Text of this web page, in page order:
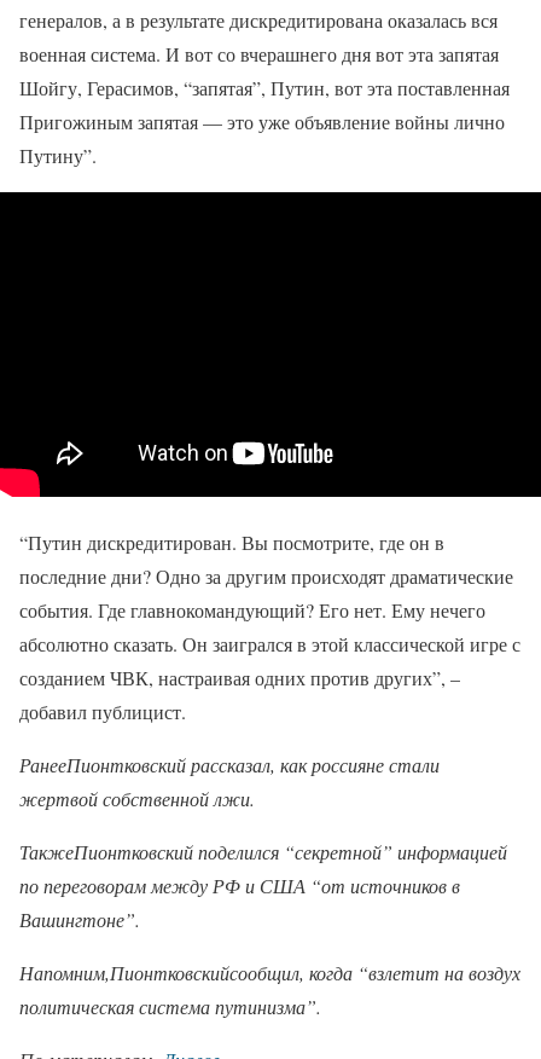
генералов, а в результате дискредитирована оказалась вся
военная система. И вот со вчерашнего дня вот эта запятая
Шойгу, Герасимов, “запятая”, Путин, вот эта поставленная
Пригожиным запятая — это уже объявление войны лично
Путину”.
“Путин дискредитирован. Вы посмотрите, где он в
последние дни? Одно за другим происходят драматические
события. Где главнокомандующий? Его нет. Ему нечего
абсолютно сказать. Он заигрался в этой классической игре с
созданием ЧВК, настраивая одних против других”, –
добавил публицист.
РанееПионтковский рассказал, как россияне стали
жертвой собственной лжи.
ТакжеПионтковский поделился “секретной” информацией
по переговорам между РФ и США “от источников в
Вашингтоне”.
Напомним,Пионтковскийсообщил, когда “взлетит на воздух
политическая система путинизма”.